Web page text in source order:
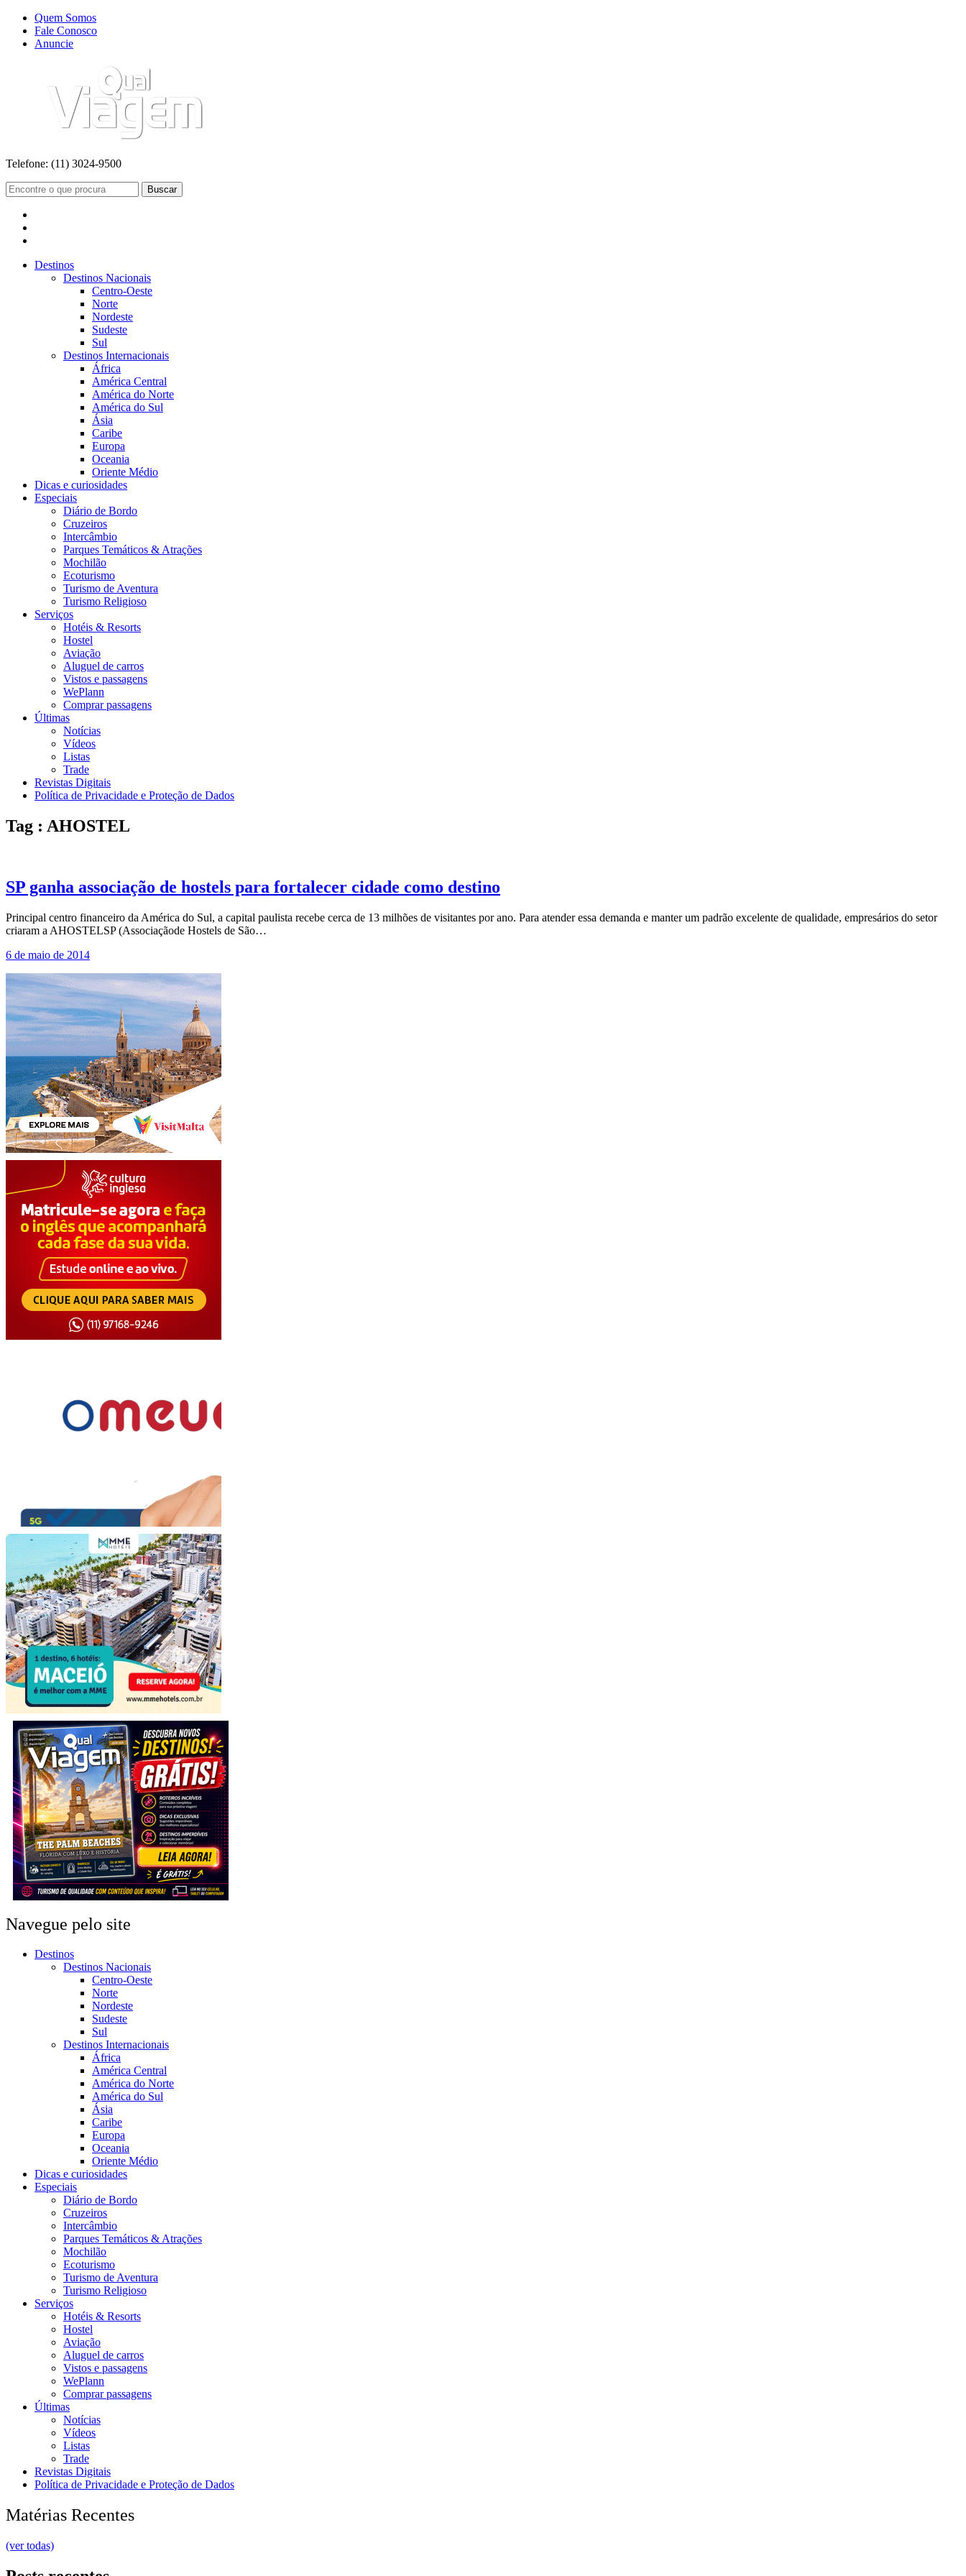
Quem Somos
Fale Conosco
Anuncie
Telefone: (11) 3024-9500
Buscar
Destinos
Destinos Nacionais
Centro-Oeste
Norte
Nordeste
Sudeste
Sul
Destinos Internacionais
África
América Central
América do Norte
América do Sul
Ásia
Caribe
Europa
Oceania
Oriente Médio
Dicas e curiosidades
Especiais
Diário de Bordo
Cruzeiros
Intercâmbio
Parques Temáticos & Atrações
Mochilão
Ecoturismo
Turismo de Aventura
Turismo Religioso
Serviços
Hotéis & Resorts
Hostel
Aviação
Aluguel de carros
Vistos e passagens
WePlann
Comprar passagens
Últimas
Notícias
Vídeos
Listas
Trade
Revistas Digitais
Política de Privacidade e Proteção de Dados
Tag : AHOSTEL
SP ganha associação de hostels para fortalecer cidade como destino
Principal centro financeiro da América do Sul, a capital paulista recebe cerca de 13 milhões de visitantes por ano. Para atender essa demanda e manter um padrão excelente de qualidade, empresários do setor
criaram a AHOSTELSP (Associaçãode Hostels de São…
6 de maio de 2014
Navegue pelo site
Destinos
Destinos Nacionais
Centro-Oeste
Norte
Nordeste
Sudeste
Sul
Destinos Internacionais
África
América Central
América do Norte
América do Sul
Ásia
Caribe
Europa
Oceania
Oriente Médio
Dicas e curiosidades
Especiais
Diário de Bordo
Cruzeiros
Intercâmbio
Parques Temáticos & Atrações
Mochilão
Ecoturismo
Turismo de Aventura
Turismo Religioso
Serviços
Hotéis & Resorts
Hostel
Aviação
Aluguel de carros
Vistos e passagens
WePlann
Comprar passagens
Últimas
Notícias
Vídeos
Listas
Trade
Revistas Digitais
Política de Privacidade e Proteção de Dados
Matérias Recentes
(ver todas)